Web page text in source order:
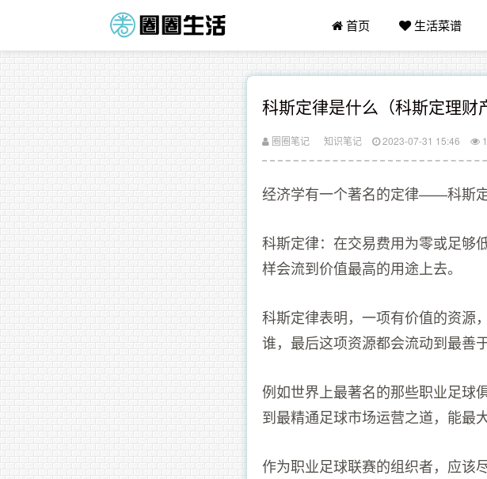
首页 生活菜谱
科斯定律是什么（科斯定理财
圈圈笔记 知识笔记 2023-07-31 15:46
经济学有一个著名的定律——科斯定
科斯定律：在交易费用为零或足够
样会流到价值最高的用途上去。
科斯定律表明，一项有价值的资源
谁，最后这项资源都会流动到最善
例如世界上最著名的那些职业足球
到最精通足球市场运营之道，能最
作为职业足球联赛的组织者，应该